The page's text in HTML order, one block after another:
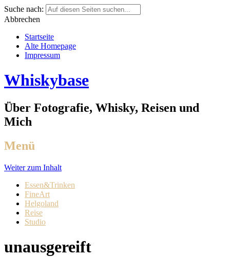
Suche nach:
Abbrechen
Startseite
Alte Homepage
Impressum
Whiskybase
Über Fotografie, Whisky, Reisen und
Mich
Menü
Weiter zum Inhalt
Essen&Trinken
FineArt
Helgoland
Reise
Studio
unausgereift